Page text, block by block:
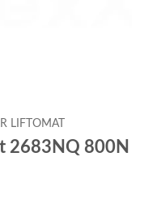
LIFTOMAT
2683NQ 800N